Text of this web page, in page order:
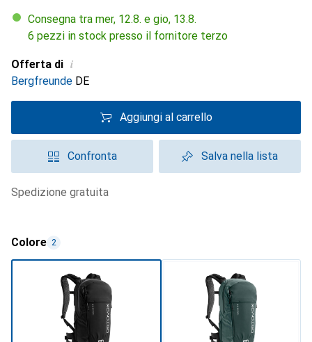
Consegna tra mer, 12.8. e gio, 13.8.
6 pezzi in stock presso il fornitore terzo
Offerta di i
Bergfreunde DE
Aggiungi al carrello
Confronta Salva nella lista
spedizione gratuita
Colore 2